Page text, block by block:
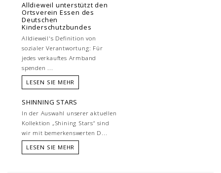
Alldieweil unterstützt den
Ortsverein Essen des
Deutschen
Kinderschutzbundes
Alldieweil's Definition von
sozialer Verantwortung: Für
jedes verkauftes Armband
spenden ...
LESEN SIE MEHR
SHINNING STARS
In der Auswahl unserer aktuellen
Kollektion „Shining Stars“ sind
wir mit bemerkenswerten D...
LESEN SIE MEHR